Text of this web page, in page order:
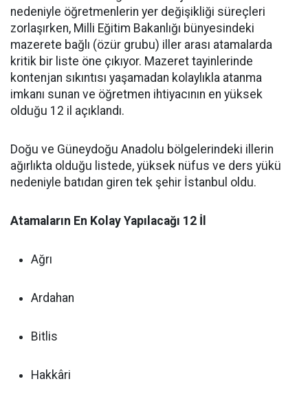
nedeniyle öğretmenlerin yer değişikliği süreçleri
zorlaşırken, Milli Eğitim Bakanlığı bünyesindeki
mazerete bağlı (özür grubu) iller arası atamalarda
kritik bir liste öne çıkıyor. Mazeret tayinlerinde
kontenjan sıkıntısı yaşamadan kolaylıkla atanma
imkanı sunan ve öğretmen ihtiyacının en yüksek
olduğu 12 il açıklandı.
Doğu ve Güneydoğu Anadolu bölgelerindeki illerin
ağırlıkta olduğu listede, yüksek nüfus ve ders yükü
nedeniyle batıdan giren tek şehir İstanbul oldu.
Atamaların En Kolay Yapılacağı 12 İl
Ağrı
Ardahan
Bitlis
Hakkâri